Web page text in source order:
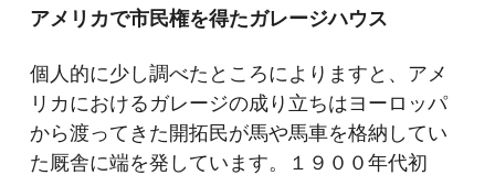
アメリカで市民権を得たガレージハウス
個人的に少し調べたところによりますと、アメ
リカにおけるガレージの成り立ちはヨーロッパ
から渡ってきた開拓民が馬や馬車を格納してい
た厩舎に端を発しています。１９００年代初